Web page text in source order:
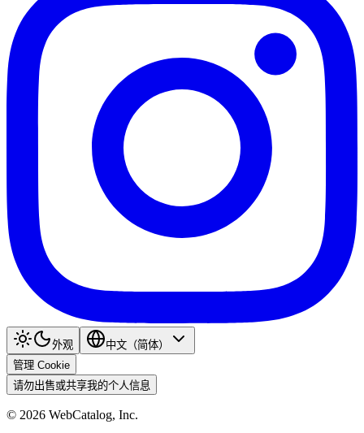
外观
中文（简体）
管理 Cookie
请勿出售或共享我的个人信息
© 2026 WebCatalog, Inc.